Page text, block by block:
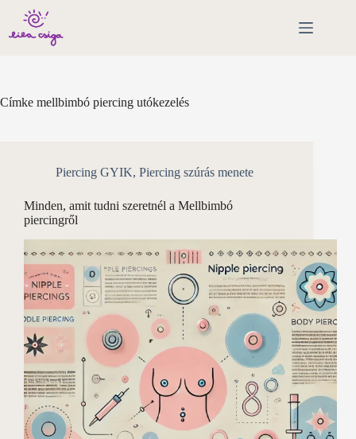
content
Címke mellbimbó piercing utókezelés
Piercing GYIK, Piercing szúrás menete
Minden, amit tudni szeretnél a Mellbimbó
piercingről